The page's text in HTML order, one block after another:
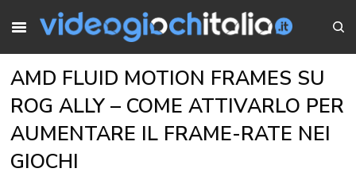
AMD FLUID MOTION FRAMES SU
ROG ALLY – COME ATTIVARLO PER
AUMENTARE IL FRAME-RATE NEI
GIOCHI